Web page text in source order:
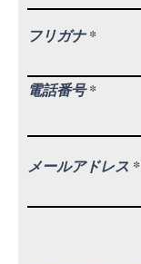
フリガナ
電話番号
メールアドレス